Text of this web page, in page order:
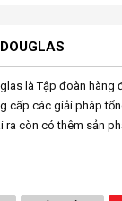
là Tập đoàn hàng
cấp các giải pháp
ra còn có thêm sản